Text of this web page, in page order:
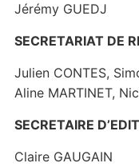
Jérémy GUEDJ
SECRETARIAT DE
Julien CONTES,
Aline MARTINET,
SECRETAIRE
Claire GAUGAIN